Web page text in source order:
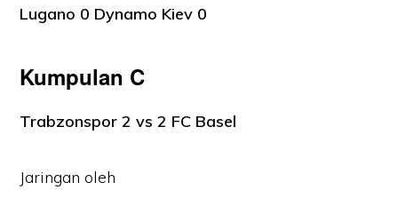
Lugano 0 Dynamo Kiev 0
Kumpulan C
Trabzonspor 2 vs 2 FC Basel
Jaringan oleh